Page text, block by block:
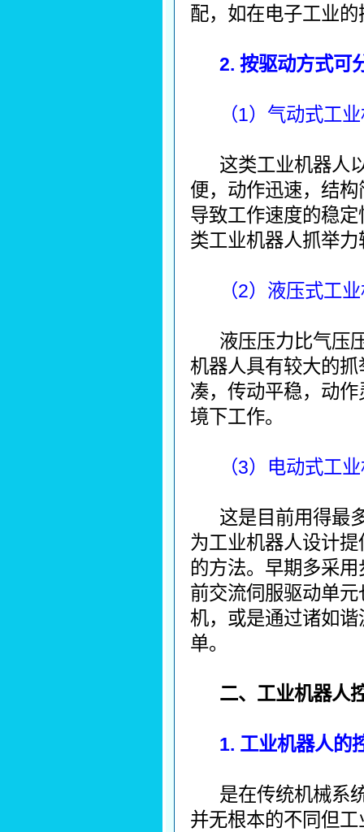
配，如在电子工业
2. 按驱动方式可
（1）气动式工
这类工业机器人
便，动作迅速，结
导致工作速度的稳
类工业机器人抓举
（2）液压式工
液压压力比气压
机器人具有较大的
凑，传动平稳，动
境下工作。
（3）电动式工
这是目前用得最
为工业机器人设计
的方法。早期多采
前交流伺服驱动单
机，或是通过诸如
单。
二、工业机器人
1. 工业机器人的
是在传统机械系
并无根本的不同但